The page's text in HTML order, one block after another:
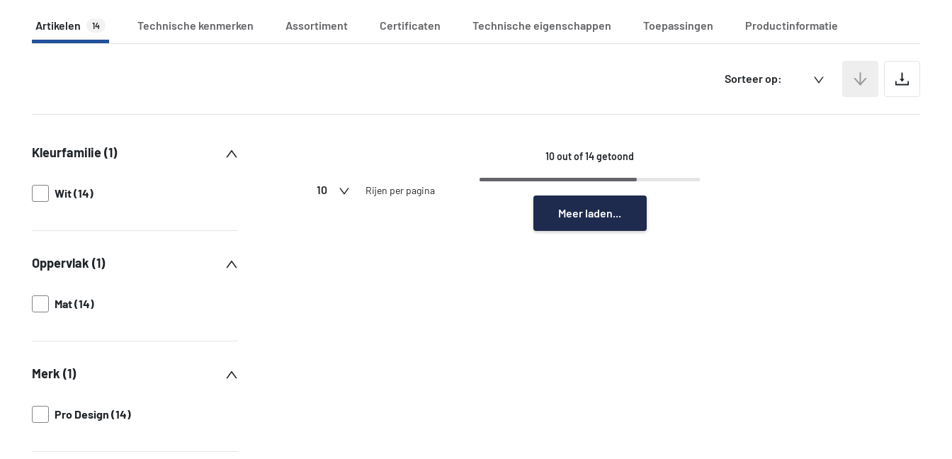
Artikelen 14 Technische kenmerken Assortiment Certificaten Technische eigenschappen Toepassingen Productinformatie
Sorteer op:
Kleurfamilie (1)
Wit (14)
Oppervlak (1)
Mat (14)
Merk (1)
Pro Design (14)
10 Rijen per pagina
10 out of 14 getoond
Meer laden...